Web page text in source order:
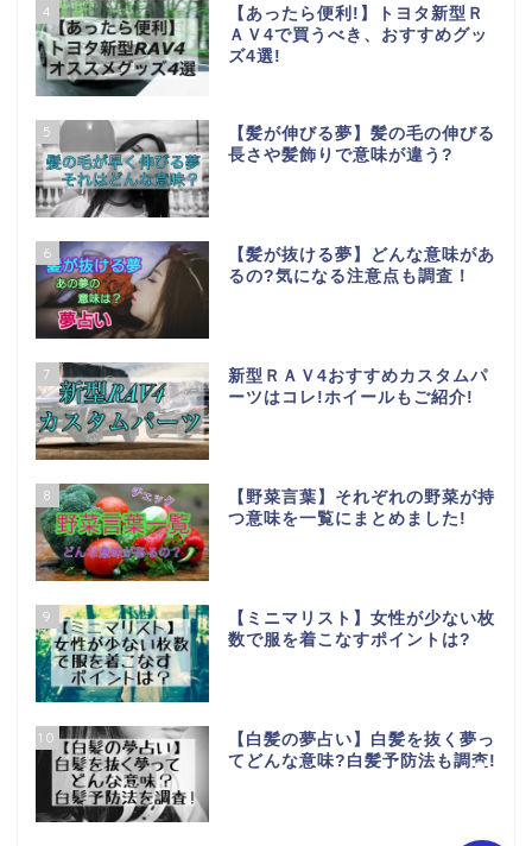
4
【あったら便利!】トヨタ新型Ｒ
ＡＶ4で買うべき、おすすめグッ
ズ4選!
5
【髪が伸びる夢】髪の毛の伸びる
長さや髪飾りで意味が違う?
6
【髪が抜ける夢】どんな意味があ
るの?気になる注意点も調査！
7
新型ＲＡＶ4おすすめカスタムパ
ーツはコレ!ホイールもご紹介!
8
【野菜言葉】それぞれの野菜が持
つ意味を一覧にまとめました!
9
【ミニマリスト】女性が少ない枚
数で服を着こなすポイントは?
10
【白髪の夢占い】白髪を抜く夢っ
てどんな意味?白髪予防法も調査!
ホーム
特定商取引法に基づく表
プライバシーポリシー